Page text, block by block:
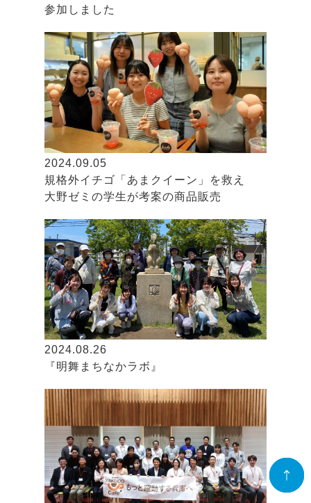
参加しました
2024.09.05
規格外イチゴ「あまクイーン」を救え
大野ゼミの学生が考案の商品販売
2024.08.26
『明舞まちなかラボ』